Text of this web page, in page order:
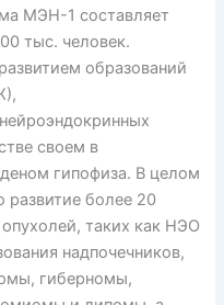
МЭН-1 составляет
тыс. человек.
образований
своем в
гипофиза. В целом
более 20
таких как НЭО
надпочечников,
гиберномы,